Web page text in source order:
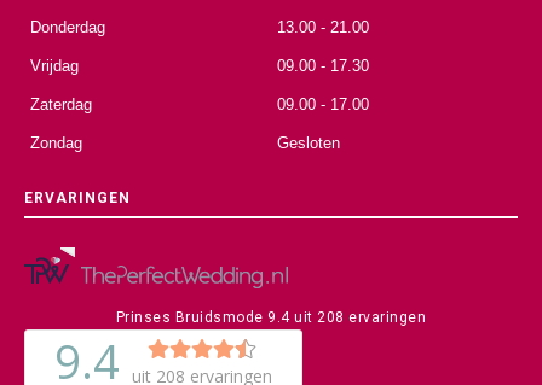
Donderdag 13.00 - 21.00
Vrijdag 09.00 - 17.30
Zaterdag 09.00 - 17.00
Zondag Gesloten
ERVARINGEN
Prinses Bruidsmode 9.4uit208 ervaringen